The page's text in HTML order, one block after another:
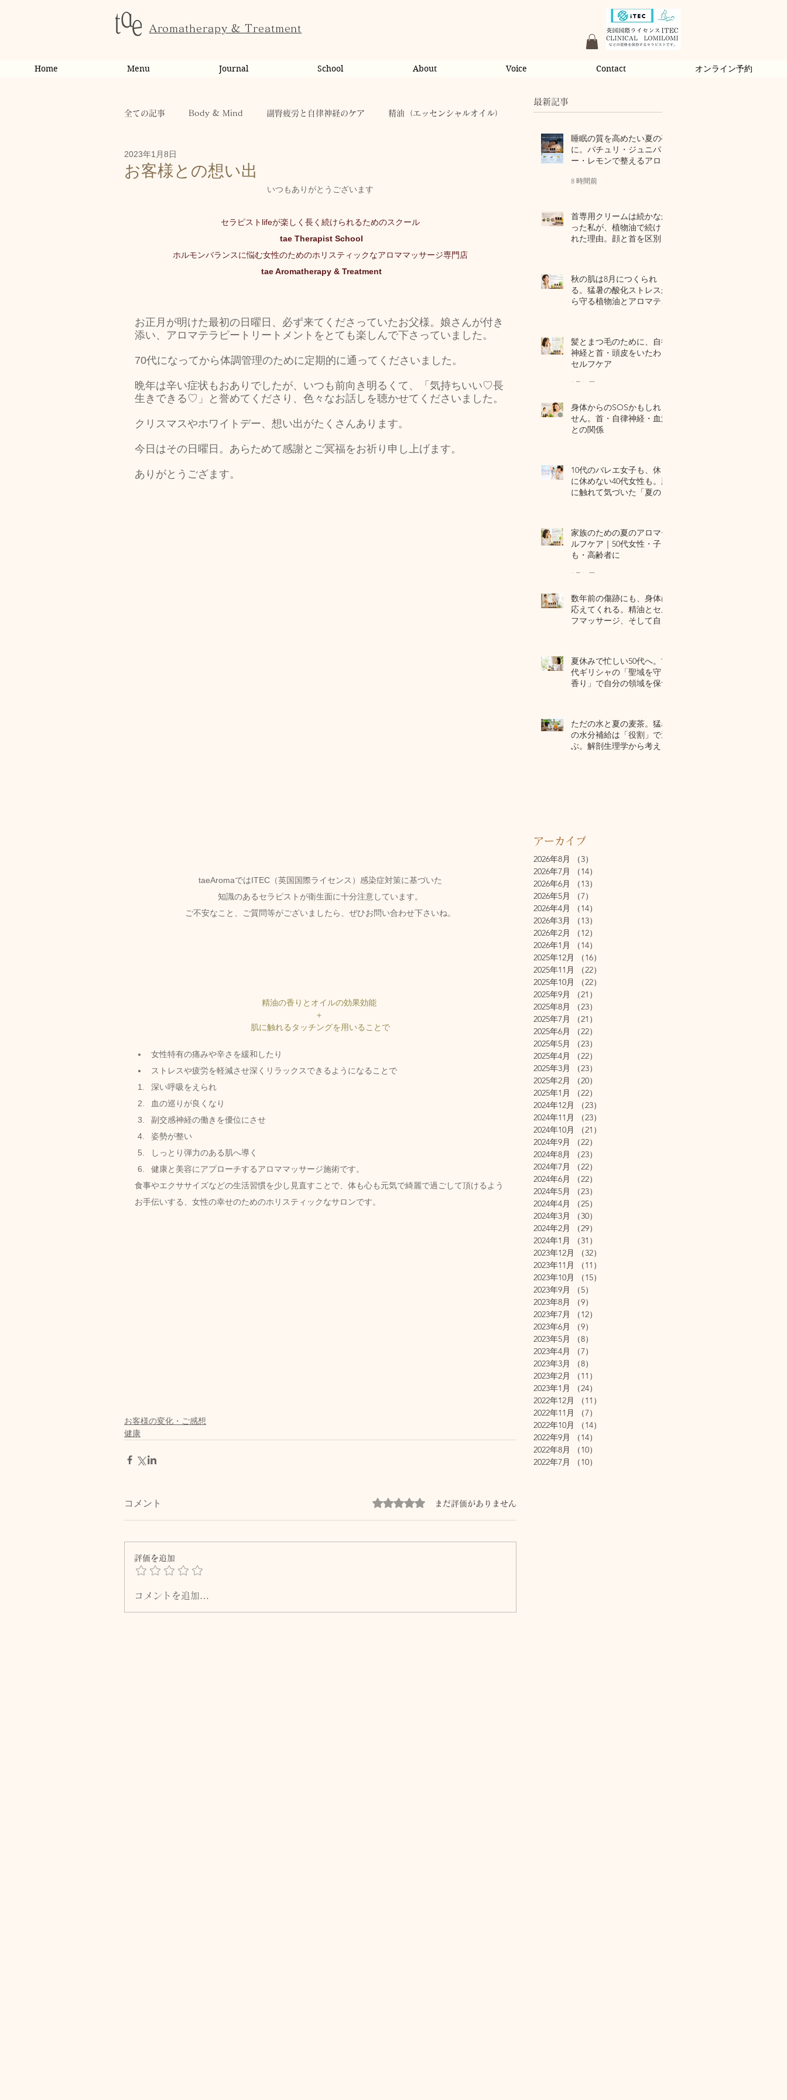
Aromatherapy & Treatment
Home Menu Journal School About Voice Contact オンライン予約
全ての記事 Body & Mind 副腎疲労と自律神経のケア 精油（エッセンシャルオイル）
お客様の変化・ご感想
キャンペーン taeAromaサロン お稽古 心に響く 人（ヒト）
カスタム・フェイシャル 食/eclipse 身体を温めるオプショナル
お客様との想い出
2023年1月8日
いつもありがとうございます
セラピストlifeが楽しく長く続けられるためのスクール
tae Therapist School
ホルモンバランスに悩む女性のためのホリスティックなアロママッサージ専門店
tae Aromatherapy & Treatment
お正月が明けた最初の日曜日、必ず来てくださっていたお父様。娘さんが付き
添い、アロマテラピートリートメントをとても楽しんで下さっていました。
70代になってから体調管理のために定期的に通ってくださいました。
晩年は辛い症状もおありでしたが、いつも前向き明るくて、「気持ちいい♡長
生きできる♡」と誉めてくださり、色々なお話しを聴かせてくださいました。
クリスマスやホワイトデー、想い出がたくさんあります。
今日はその日曜日。あらためて感謝とご冥福をお祈り申し上げます。
ありがとうござます。
taeAromaではITEC（英国国際ライセンス）感染症対策に基づいた
知識のあるセラピストが衛生面に十分注意しています。
ご不安なこと、ご質問等がございましたら、ぜひお問い合わせ下さいね。
精油の香りとオイルの効果効能
＋
肌に触れるタッチングを用いることで
女性特有の痛みや辛さを緩和したり
ストレスや疲労を軽減させ深くリラックスできるようになることで
深い呼吸をえられ
血の巡りが良くなり
副交感神経の働きを優位にさせ
姿勢が整い
しっとり弾力のある肌へ導く
健康と美容にアプローチするアロママッサージ施術です。
食事やエクササイズなどの生活習慣を少し見直すことで、体も心も元気で綺麗で過ごして頂けるよう
お手伝いする、女性の幸せのためのホリスティックなサロンです。
お客様の変化・ご感想
健康
コメント 5つ星のうち0と評価されています。
まだ評価がありません
評価を追加
コメントを追加…
最新記事
睡眠の質を高めたい夏の夜
に。パチュリ・ジュニパ
ー・レモンで整えるアロマ
8 時間前
首専用クリームは続かなか
った私が、植物油で続けら
れた理由。顔と首を区別し
秋の肌は8月につくられ
る。猛暑の酸化ストレスか
ら守る植物油とアロマテラ
髪とまつ毛のために、自律
神経と首・頭皮をいたわる
セルフケア
7月31日
身体からのSOSかもしれま
せん。首・自律神経・血流
との関係
10代のバレエ女子も、休日
に休めない40代女性も。肌
に触れて気づいた「夏の全
家族のための夏のアロマセ
ルフケア｜50代女性・子ど
も・高齢者に
7月24日
数年前の傷跡にも、身体は
応えてくれる。精油とセル
フマッサージ、そして自己
夏休みで忙しい50代へ。古
代ギリシャの「聖域を守る
香り」で自分の領域を保つ
ただの水と夏の麦茶。猛暑
の水分補給は「役割」で選
ぶ。解剖生理学から考える
アーカイブ
2026年8月
（3）
2026年7月
（14）
2026年6月
（13）
2026年5月
（7）
2026年4月
（14）
2026年3月
（13）
2026年2月
（12）
2026年1月
（14）
2025年12月
（16）
2025年11月
（22）
2025年10月
（22）
2025年9月
（21）
2025年8月
（23）
2025年7月
（21）
2025年6月
（22）
2025年5月
（23）
2025年4月
（22）
2025年3月
（23）
2025年2月
（20）
2025年1月
（22）
2024年12月
（23）
2024年11月
（23）
2024年10月
（21）
2024年9月
（22）
2024年8月
（23）
2024年7月
（22）
2024年6月
（22）
2024年5月
（23）
2024年4月
（25）
2024年3月
（30）
2024年2月
（29）
2024年1月
（31）
2023年12月
（32）
2023年11月
（11）
2023年10月
（15）
2023年9月
（5）
2023年8月
（9）
2023年7月
（12）
2023年6月
（9）
2023年5月
（8）
2023年4月
（7）
2023年3月
（8）
2023年2月
（11）
2023年1月
（24）
2022年12月
（11）
2022年11月
（7）
2022年10月
（14）
2022年9月
（14）
2022年8月
（10）
2022年7月
（10）